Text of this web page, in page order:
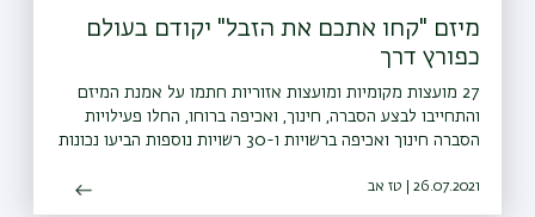
מיזם "קחו אתכם את הזבל" יקודם בעולם
כפורץ דרך
27 מועצות מקומיות ומועצות אזוריות חתמו על אמנת המיזם
והתחייבו לבצע הסברה, חינוך, ואכיפה ברוחו, החלו פעילויות
הסברה חינוך ואכיפה ברשויות ו-30 רשויות נוספות הביעו נכונות
26.07.2021 | טז אב